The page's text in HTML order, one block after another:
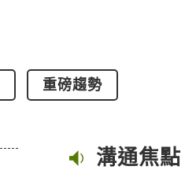
重磅趨勢
溝通焦點